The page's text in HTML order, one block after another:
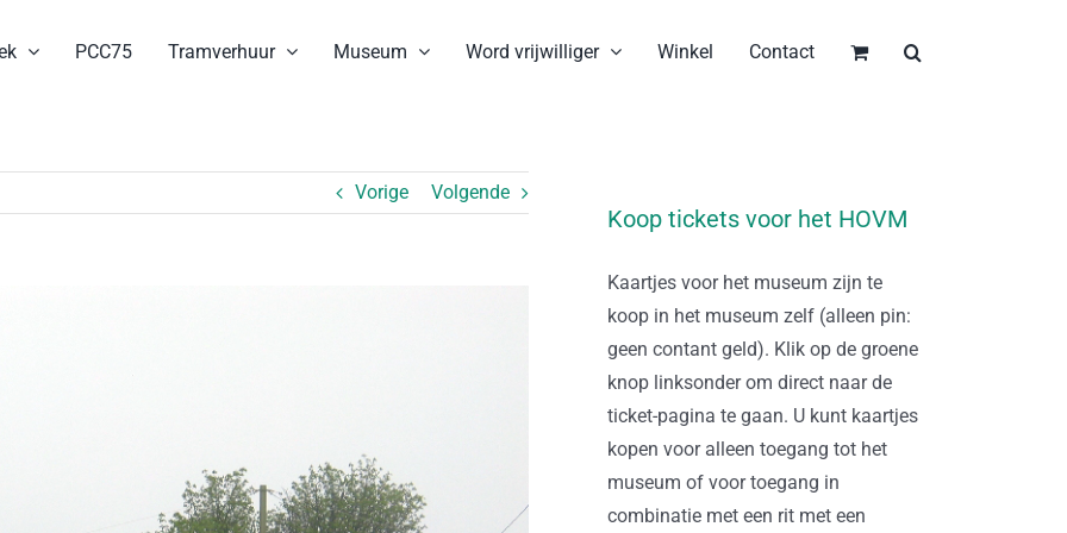
PCC75 Tramverhuur Museum Word vrijwilliger Winkel Contact
Vorige Volgende
Koop tickets voor het HOVM
Kaartjes voor het museum zijn te
koop in het museum zelf (alleen pin:
geen contant geld). Klik op de groene
knop linksonder om direct naar de
ticket-pagina te gaan. U kunt kaartjes
kopen voor alleen toegang tot het
museum of voor toegang in
combinatie met een rit met een